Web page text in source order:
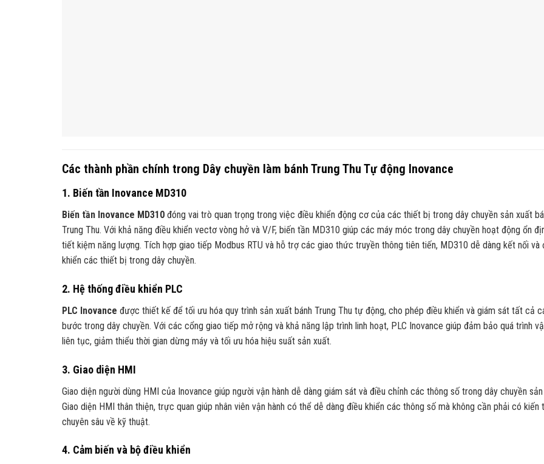
Các thành phần chính trong Dây chuyền làm bánh Trung Thu Tự động Inovance
1. Biến tần Inovance MD310
Biến tần Inovance MD310 đóng vai trò quan trọng trong việc điều khiển động cơ của các thiết bị trong dây chuyền sản xuất
Trung Thu. Với khả năng điều khiển vectơ vòng hở và V/F, biến tần MD310 giúp các máy móc trong dây chuyền hoạt động ổn
tiết kiệm năng lượng. Tích hợp giao tiếp Modbus RTU và hỗ trợ các giao thức truyền thông tiên tiến, MD310 dễ dàng kết nối và
khiển các thiết bị trong dây chuyền.
2. Hệ thống điều khiển PLC
PLC Inovance được thiết kế để tối ưu hóa quy trình sản xuất bánh Trung Thu tự động, cho phép điều khiển và giám sát tất cả
bước trong dây chuyền. Với các cổng giao tiếp mở rộng và khả năng lập trình linh hoạt, PLC Inovance giúp đảm bảo quá trình
liên tục, giảm thiểu thời gian dừng máy và tối ưu hóa hiệu suất sản xuất.
3. Giao diện HMI
Giao diện người dùng HMI của Inovance giúp người vận hành dễ dàng giám sát và điều chỉnh các thông số trong dây chuyền
Giao diện HMI thân thiện, trực quan giúp nhân viên vận hành có thể dễ dàng điều khiển các thông số mà không cần phải có kiến
chuyên sâu về kỹ thuật.
4. Cảm biến và bộ điều khiển